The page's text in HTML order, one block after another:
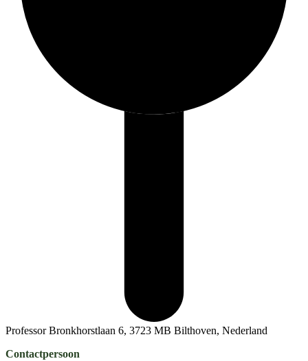
Professor Bronkhorstlaan 6, 3723 MB Bilthoven, Nederland
Contactpersoon